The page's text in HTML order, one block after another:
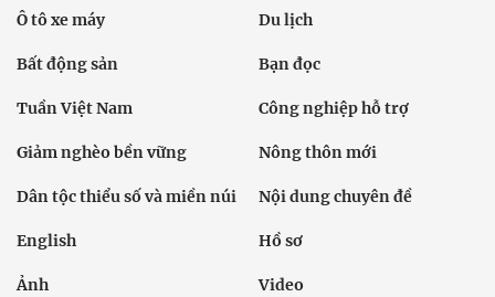
Ô tô xe máy Du lịch
Bất động sản Bạn đọc
Tuần Việt Nam Công nghiệp hỗ trợ
Giảm nghèo bền vững Nông thôn mới
Dân tộc thiểu số và miền núi Nội dung chuyên đề
English Hồ sơ
Ảnh Video